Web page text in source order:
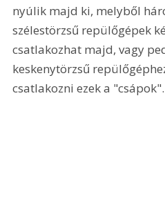
nyúlik majd ki, melyből
szélestörzsű repülőgépek
csatlakozhat majd, vagy
keskenytörzsű
csatlakozni ezek a "csápok".